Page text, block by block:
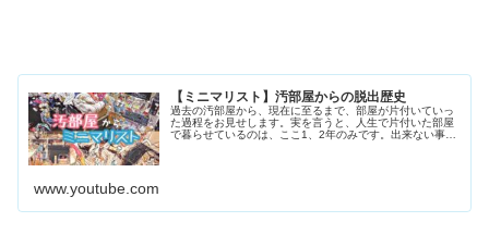
【ミニマリスト】汚部屋からの脱出歴史
過去の汚部屋から、現在に至るまで、部屋が片付いていっ
た過程をお見せします。実を言うと、人生で片付いた部屋
で暮らせているのは、ここ1、2年のみです。出来ない事を
www.youtube.com